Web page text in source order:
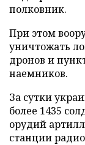
полковник.
При этом
уничтожать
дронов и
наемников.
За сутки
более 1435
орудий
станции